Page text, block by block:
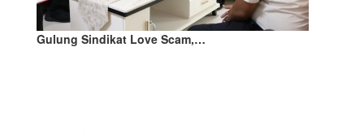
Gulung Sindikat Love Scam,…